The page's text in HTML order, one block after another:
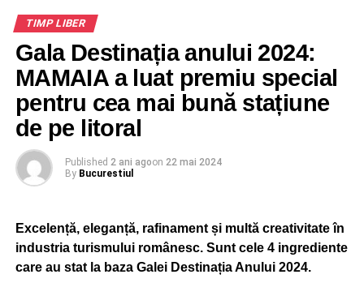
TIMP LIBER
Gala Destinația anului 2024:
MAMAIA a luat premiu special
pentru cea mai bună stațiune
de pe litoral
Published 2 ani agoon 22 mai 2024
By Bucurestiul
Excelență, eleganță, rafinament și multă creativitate în
industria turismului românesc. Sunt cele 4 ingrediente
care au stat la baza Galei Destinația Anului 2024.